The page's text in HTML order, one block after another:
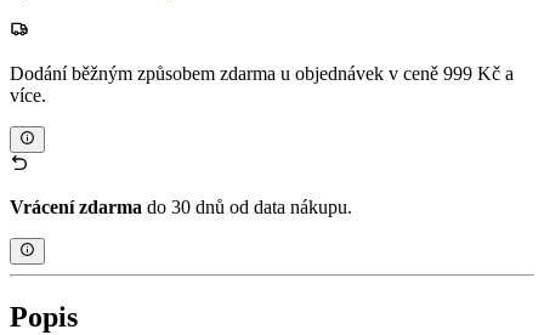
Dodání běžným způsobem zdarma u objednávek v ceně 999 Kč a
více.
Vrácení zdarma do 30 dnů od data nákupu.
Popis